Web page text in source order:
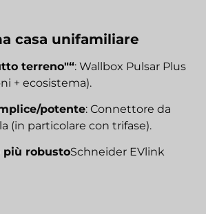
casa unifamiliare
terreno"“: Wallbox Pulsar Plus
+ ecosistema).
potente: Connettore da
(in particolare con trifase).
più robustoSchneider EVlink